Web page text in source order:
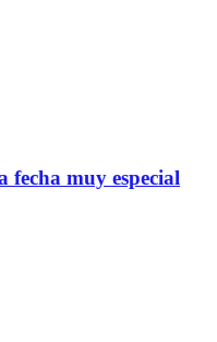
muy especial